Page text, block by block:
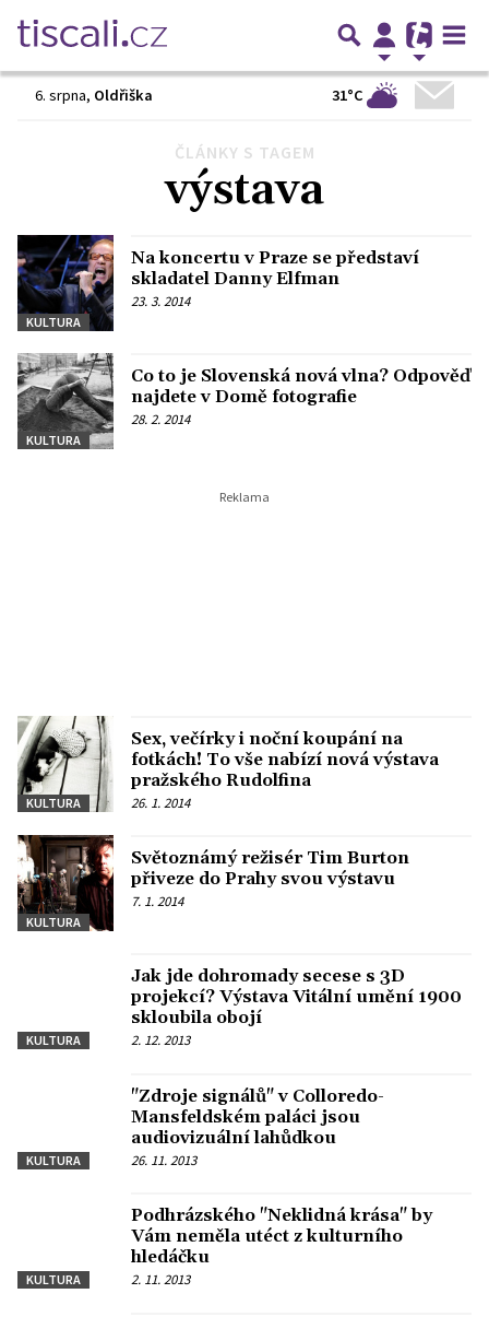
6. srpna, Oldřiška 31°C
ČLÁNKY S TAGEM
výstava
KULTURA
Na koncertu v Praze se představí
skladatel Danny Elfman
23. 3. 2014
KULTURA
Co to je Slovenská nová vlna? Odpověď
najdete v Domě fotografie
28. 2. 2014
KULTURA
Sex, večírky i noční koupání na
fotkách! To vše nabízí nová výstava
pražského Rudolfina
26. 1. 2014
KULTURA
Světoznámý režisér Tim Burton
přiveze do Prahy svou výstavu
7. 1. 2014
KULTURA
Jak jde dohromady secese s 3D
projekcí? Výstava Vitální umění 1900
skloubila obojí
2. 12. 2013
KULTURA
"Zdroje signálů" v Colloredo-
Mansfeldském paláci jsou
audiovizuální lahůdkou
26. 11. 2013
KULTURA
Podhrázského "Neklidná krása" by
Vám neměla utéct z kulturního
hledáčku
2. 11. 2013
… 6 Další